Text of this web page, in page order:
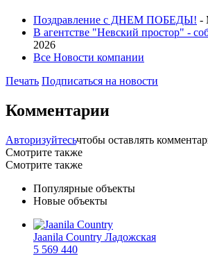
Поздравление с ДНЕМ ПОБЕДЫ! -
В агентстве "Невский простор" -
2026
Все Новости компании
Печать Подписаться на новости
Комментарии
Авторизуйтесьчтобы оставлять
Смотрите также
Смотрите также
Популярные объекты
Новые объекты
Jaanila Country Ладожская
5 569 440